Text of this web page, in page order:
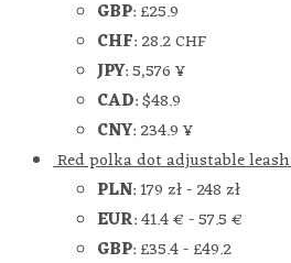
GBP:£25.9
CHF:28.2 CHF
JPY:5,576 ¥
CAD:$48.9
CNY:234.9 ¥
Red polka dot adjustable leash
PLN:179 zł-248 zł
EUR:41.4 €-57.5 €
GBP:£35.4-£49.2